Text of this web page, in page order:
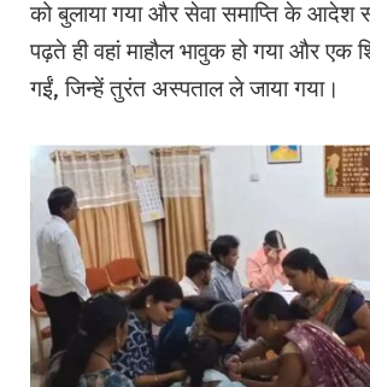
को बुलाया गया और सेवा समाप्ति के
पढ़ते ही वहां माहौल भावुक हो गया और एक
गईं, जिन्हें तुरंत अस्पताल ले जाया गया।